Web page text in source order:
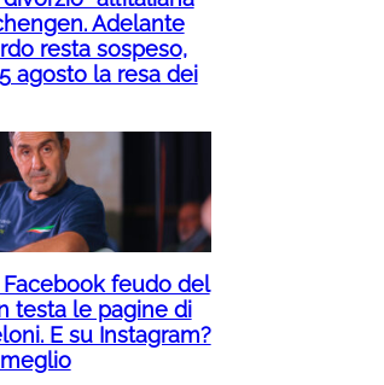
Adelante
resta sospeso,
agosto la resa dei
Facebook feudo del
testa le pagine di
E su Instagram?